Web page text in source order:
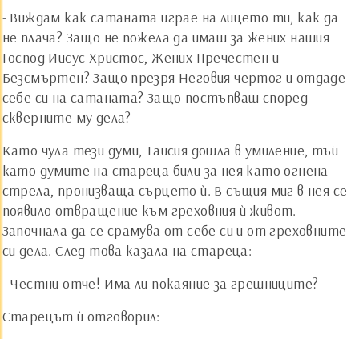
- Виждам как сатаната играе на лицето ти, как да
не плача? Защо не пожела да имаш за жених нашия
Господ Иисус Христос, Жених Пречестен и
Безсмъртен? Защо презря Неговия чертог и отдаде
себе си на сатаната? Защо постъпваш според
скверните му дела?
Като чула тези думи, Таисия дошла в умиление, тъй
като думите на стареца били за нея като огнена
стрела, пронизваща сърцето ѝ. В същия миг в нея се
появило отвращение към греховния ѝ живот.
Започнала да се срамува от себе си и от греховните
си дела. След това казала на стареца:
- Честни отче! Има ли покаяние за грешниците?
Старецът ѝ отговорил: